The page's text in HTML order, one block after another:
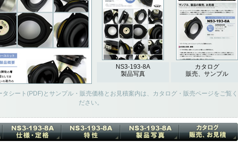
NS3-193-8A
製品写真
カタログ
販売、サンプル
シート(PDF)とサンプル・販売価格とお見積案内は、カタログ・販売ページをご覧く
ださい。